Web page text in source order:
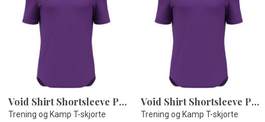
Void Shirt Shortsleeve PRP L
Trening og Kamp T-skjorte
Void Shirt Shortsleeve PRP 5XL
Trening og Kamp T-skjorte